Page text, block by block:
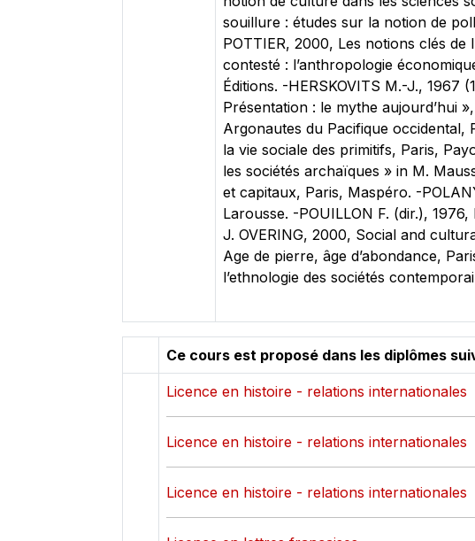
souillure : études sur la notion de
POTTIER, 2000, Les notions clés de
contesté : l’anthropologie
Éditions. -HERSKOVITS M.-J., 1967
Présentation : le mythe aujourd’hui
Argonautes du Pacifique occidental,
la vie sociale des primitifs, Paris,
les sociétés archaïques » in M.
et capitaux, Paris, Maspéro. -
Larousse. -POUILLON F. (dir.),
J. OVERING, 2000, Social and
Age de pierre, âge d’abondance,
l’ethnologie des sociétés
Ce cours est proposé dans les diplômes
Licence en histoire - relations internationales
Licence en histoire - relations internationales
Licence en histoire - relations internationales